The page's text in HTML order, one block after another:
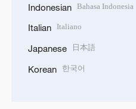
Indonesian Bahasa Indonesia
Italian Italiano
Japanese 日本語
Korean 한국어